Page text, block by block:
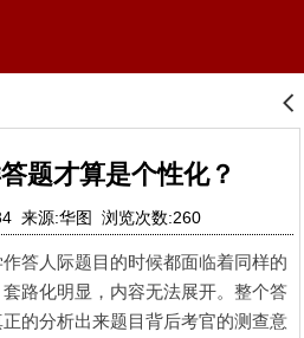
󰊒
题才算是个性化？
来源:华图 浏览次数:260
人际题目的时候都面临着同样的
路化明显，内容无法展开。整个答
的分析出来题目背后考官的测查意